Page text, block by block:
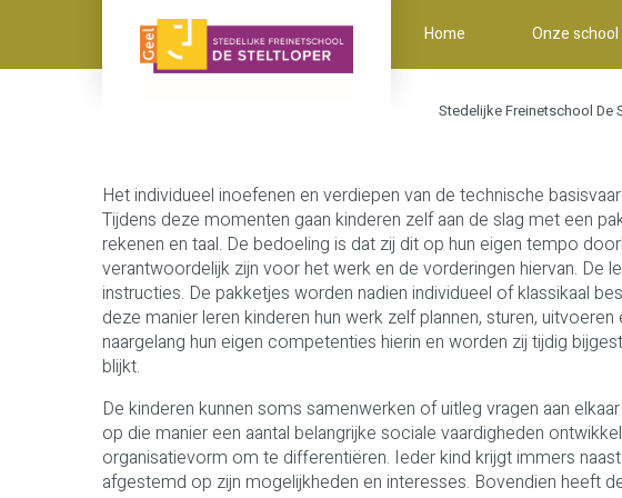
Home Onze school
Stedelijke Freinetschool De
Het individueel inoefenen en verdiepen van de technische
Tijdens deze momenten gaan kinderen zelf aan de slag met een
rekenen en taal. De bedoeling is dat zij dit op hun eigen tempo
verantwoordelijk zijn voor het werk en de vorderingen hiervan. De
instructies. De pakketjes worden nadien individueel of klassikaal
deze manier leren kinderen hun werk zelf plannen, sturen,
naargelang hun eigen competenties hierin en worden zij tijdig
blijkt.
De kinderen kunnen soms samenwerken of uitleg vragen aan
op die manier een aantal belangrijke sociale vaardigheden
organisatievorm om te differentiëren. Ieder kind krijgt immers
afgestemd op zijn mogelijkheden en interesses. Bovendien heeft